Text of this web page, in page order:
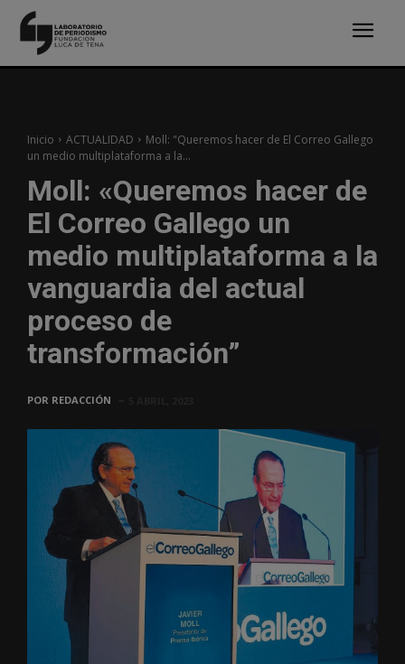
Inicio ACTUALIDAD
Moll: "Queremos hacer de El Correo Gallego
un medio multiplataforma a la...
Moll: «Queremos hacer de
El Correo Gallego un
medio multiplataforma a la
vanguardia del actual
proceso de
transformación”
POR REDACCIÓN